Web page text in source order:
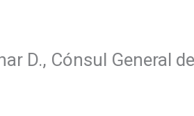
D., Cónsul General